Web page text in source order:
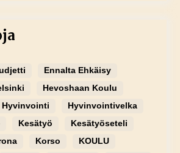
Ennalta Ehkäisy
Hevoshaan Koulu
Hyvinvointi
Hyvinvointivelka
Kesätyö
Kesätyöseteli
Korso
KOULU